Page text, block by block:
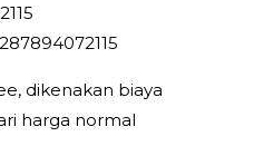
dikenakan biaya
harga normal